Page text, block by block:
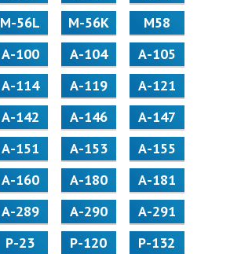
M-56L M-56K
М58
А-100 А-104
А-105
А-114 А-119
А-121
А-142 А-146
А-147
А-151 А-153
А-155
А-160 А-180
А-181
А-289 А-290
А-291
Р-23 Р-120
Р-132